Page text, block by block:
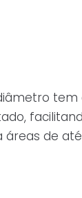
de até